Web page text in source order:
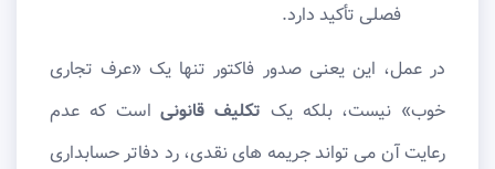
فصلی تأکید دارد.
در عمل، این یعنی صدور فاکتور تنها یک «عرف تجاری
خوب» نیست، بلکه یک تکلیف قانونیاست که عدم
رعایت آن می تواند جریمه های نقدی، رد دفاتر حسابداری